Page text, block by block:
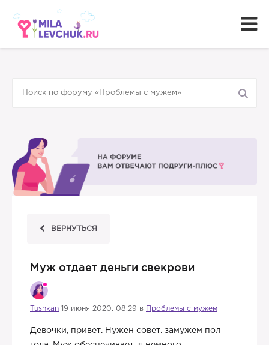
ВЕРНУТЬСЯ
Муж отдает деньги свекрови
Tushkan 19 июня 2020, 08:29 в Проблемы с мужем
Девочки, привет. Нужен совет. замужем пол